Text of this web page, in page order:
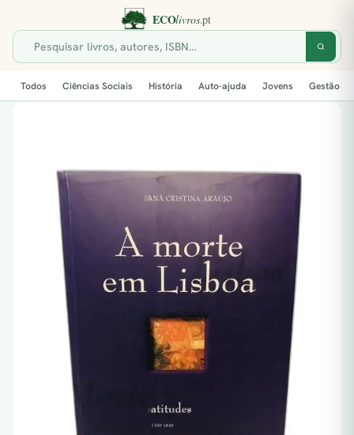
Todos Ciências Sociais História Auto-ajuda Jovens Gestão